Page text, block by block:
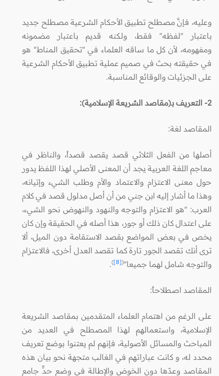
وعليه، فإنَّ مصطلح تطبيق الأحكام الشرعية مصطلح جديد
باعتبار "لفظه" فقط، ولكنه قديم باعتبار مضمونه
ومفهومه، لأن كل ما ساقه العلماء في "تحقيق المناط" هو
في حقيقته بحث في صميم عملية تطبيق الأحكام الشرعية
على الجزئيات والوقائع المناسبة.
2- التعريف بـ(مقاصد الشريعة الإسلامية):
المقاصد لغة:
أصلها من الفعل الثلاثي قصد يقصد قصداً، والناظر في
معاجم اللغة العربية يجد أن المعنى الأصلي لهذا اللفظ يدور
حول معنى الاعتزام والاعتماد والأم وطلب الشيء وإتيانه،
وهذا ما أشار إليه ابن جني من أن أصل مدلول قصد في كلام
العرب: "هو الاعتزام والتوجه والنهود والنهوض نحو الشيء،
على اعتدال كان ذلك أو جور، هذا أصله في الحقيقة وإن كان
يخص في بعض المواضع بقصد الاستقامة دون الميل، ألا
ترى أنك تقصد الجور تارة كما تقصد العدل أخرى، فالاعتزام
والتوجه شامل لهما جميعا"(
[8]
)
.
المقاصد اصطلاحاً:
على الرغم من اهتمام العلماء المتقدمين بمقاصد الشريعة
الإسلامية، واستعمالهم لهذا المصطلح في العديد من
المباحث والمسائل الأصولية، فإنهم لم يعتنوا بوضع تعريف
محدد له، و كانت عباراتهم في الغالب متجهة نحو بيان هذه
المقاصد وعدّها دون الخوض والإطالة في وضع حدٍّ جامع